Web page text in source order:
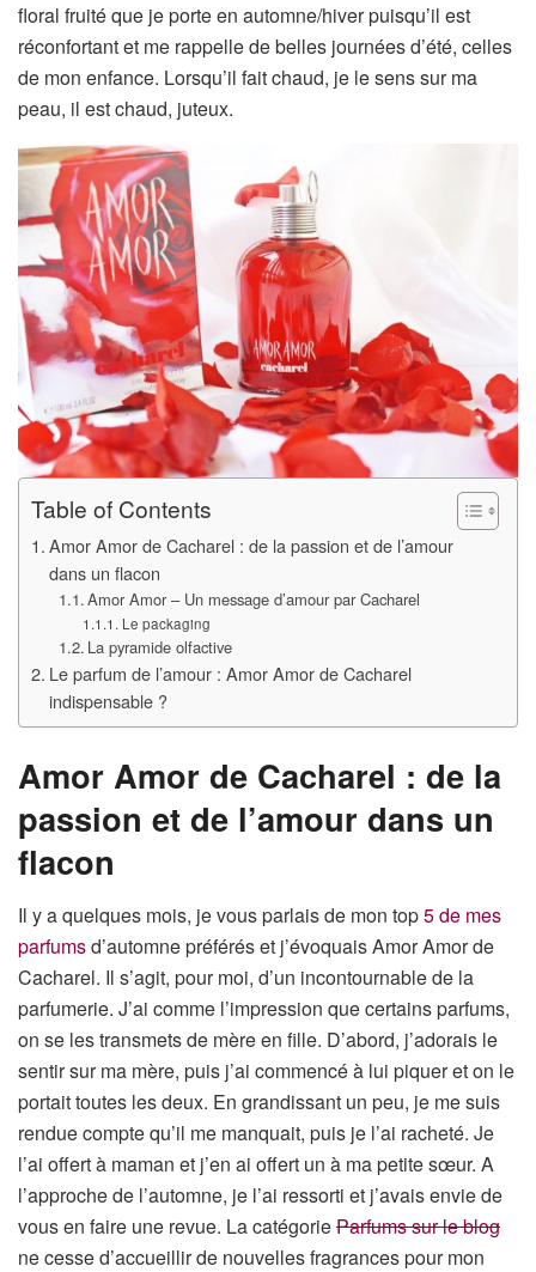
floral fruité que je porte en automne/hiver puisqu’il est
réconfortant et me rappelle de belles journées d’été, celles
de mon enfance. Lorsqu’il fait chaud, je le sens sur ma
peau, il est chaud, juteux.
Table of Contents
Amor Amor de Cacharel : de la passion et de l’amour
dans un flacon
Amor Amor – Un message d’amour par Cacharel
Le packaging
La pyramide olfactive
Le parfum de l’amour : Amor Amor de Cacharel
indispensable ?
Amor Amor de Cacharel : de la
passion et de l’amour dans un
flacon
Il y a quelques mois, je vous parlais de mon top5 de mes
parfumsd’automne préférés et j’évoquais Amor Amor de
Cacharel. Il s’agit, pour moi, d’un incontournable de la
parfumerie. J’ai comme l’impression que certains parfums,
on se les transmets de mère en fille. D’abord, j’adorais le
sentir sur ma mère, puis j’ai commencé à lui piquer et on le
portait toutes les deux. En grandissant un peu, je me suis
rendue compte qu’il me manquait, puis je l’ai racheté. Je
l’ai offert à maman et j’en ai offert un à ma petite sœur. A
l’approche de l’automne, je l’ai ressorti et j’avais envie de
vous en faire une revue. La catégorieParfums sur le blog
ne cesse d’accueillir de nouvelles fragrances pour mon